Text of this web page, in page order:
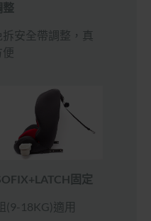
整
拆安全帶調整，真
便
固定
(9-18KG)適用